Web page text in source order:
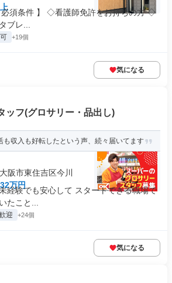
必須条件 】 ◇看護師免許をお持ちの方 ◇
ブレ...
+19個
気になる
ッフ(グロサリー・品出し)
も収入も好転したという声、続々届いてます
阪市東住吉区今川
万円
経験でも安心して スタートできる職場で
たこと...
迎 +24個
気になる